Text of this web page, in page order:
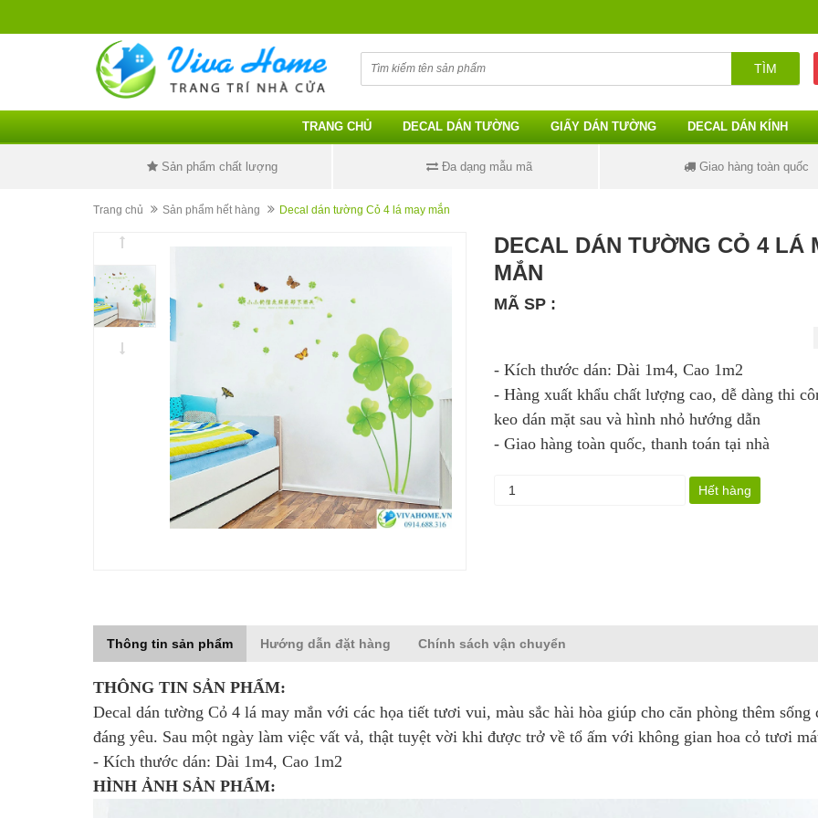
TÌM
TRANG CHỦ DECAL DÁN TƯỜNG GIẤY DÁN TƯỜNG DECAL DÁN KÍNH
Sản phẩm chất lượng Đa dạng mẫu mã Giao hàng toàn quốc
Trang chủ Sản phẩm hết hàng Decal dán tường Cỏ 4 lá may mắn
DECAL DÁN TƯỜNG CỎ 4 LÁ
MẮN
MÃ SP :
- Kích thước dán: Dài 1m4, Cao 1m2
- Hàng xuất khẩu chất lượng cao, dễ dàng thi
keo dán mặt sau và hình nhỏ hướng dẫn
- Giao hàng toàn quốc, thanh toán tại nhà
Hết hàng
Thông tin sản phẩm Hướng dẫn đặt hàng Chính sách vận chuyển
THÔNG TIN SẢN PHẨM:
Decal dán tường Cỏ 4 lá may mắn với các họa tiết tươi vui, màu sắc hài hòa giúp cho căn phòng thêm sống
đáng yêu. Sau một ngày làm việc vất vả, thật tuyệt vời khi được trở về tổ ấm với không gian hoa cỏ tươi
- Kích thước dán: Dài 1m4, Cao 1m2
HÌNH ẢNH SẢN PHẨM: